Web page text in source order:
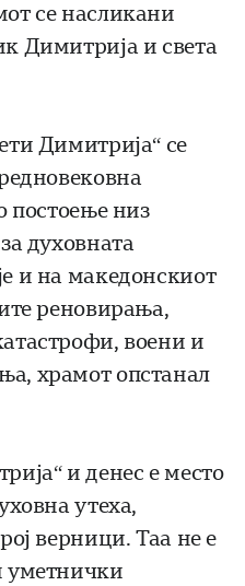
се насликани
Димитрија и света
Димитрија“ се
постоење низ
духовната
и на македонскиот
реновирања,
воени и
храмот опстанал
и денес е место
утеха,
верници. Таа не е
уметнички